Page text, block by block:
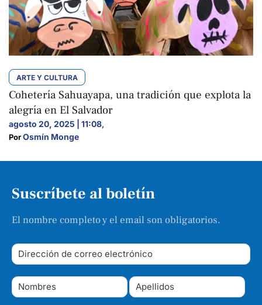
ARTE Y CULTURA
Cohetería Sahuayapa, una tradición que explota la
alegría en El Salvador
agosto 20, 2025 | 11:08,
Por Osmín Monge
Suscríbete al boletín
El nombre completo y el email son obligatorios.